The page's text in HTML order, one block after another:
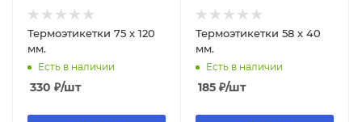
Термоэтикетки 75 х 120
мм.
Есть в наличии
330 ₽/шт
Термоэтикетки 58 х 40
мм.
Есть в наличии
185 ₽/шт